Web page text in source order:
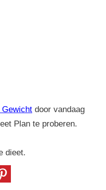
door vandaag
Plan te proberen.
dieet.